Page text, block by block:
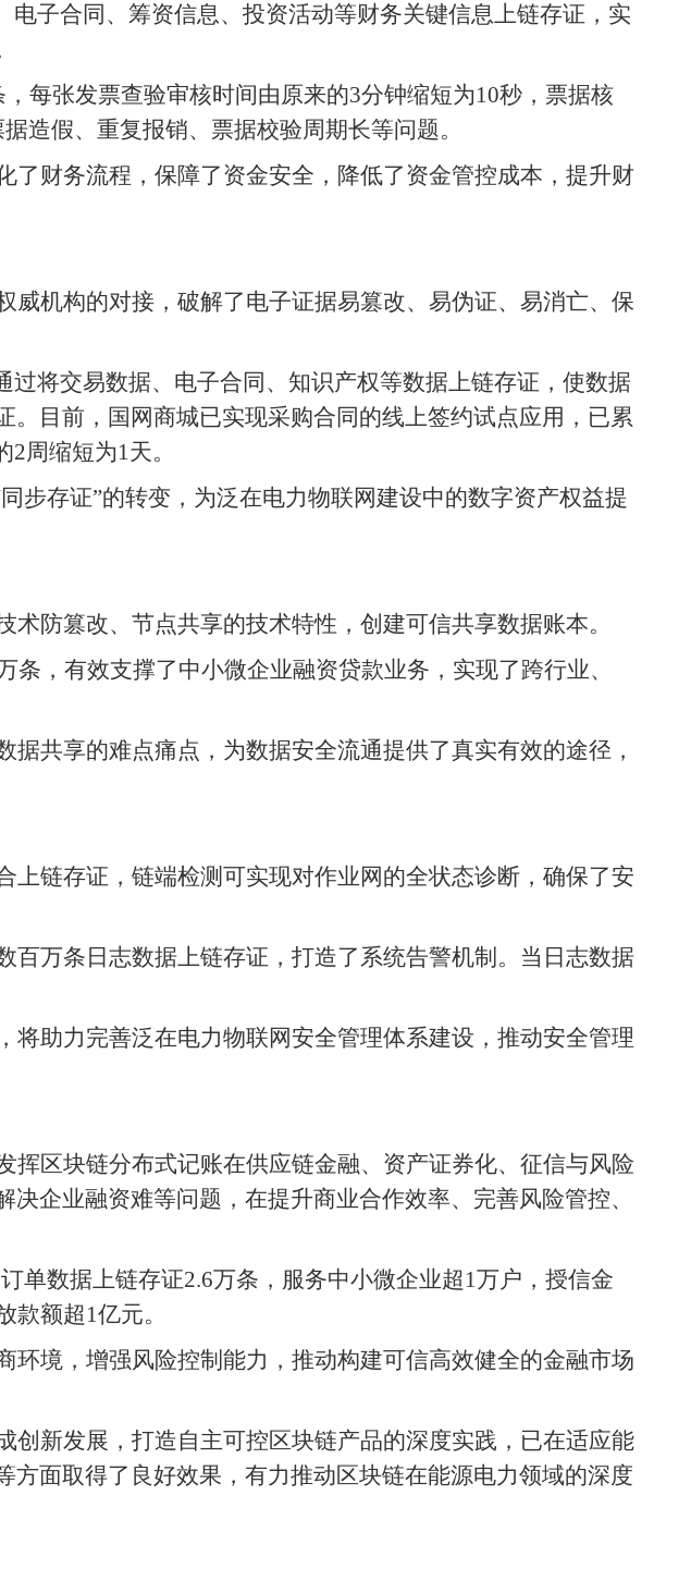
子合同、筹资信息、投资活动等财务关键信息上链存证，实
每张发票查验审核时间由原来的3分钟缩短为10秒，票据核
造假、重复报销、票据校验周期长等问题。
财务流程，保障了资金安全，降低了资金管控成本，提升财
机构的对接，破解了电子证据易篡改、易伪证、易消亡、保
将交易数据、电子合同、知识产权等数据上链存证，使数据
目前，国网商城已实现采购合同的线上签约试点应用，已累
周缩短为1天。
步存证”的转变，为泛在电力物联网建设中的数字资产权益提
防篡改、节点共享的技术特性，创建可信共享数据账本。
，有效支撑了中小微企业融资贷款业务，实现了跨行业、
共享的难点痛点，为数据安全流通提供了真实有效的途径，
链存证，链端检测可实现对作业网的全状态诊断，确保了安
万条日志数据上链存证，打造了系统告警机制。当日志数据
助力完善泛在电力物联网安全管理体系建设，推动安全管理
区块链分布式记账在供应链金融、资产证券化、征信与风险
企业融资难等问题，在提升商业合作效率、完善风险管控、
单数据上链存证2.6万条，服务中小微企业超1万户，授信金
款额超1亿元。
境，增强风险控制能力，推动构建可信高效健全的金融市场
新发展，打造自主可控区块链产品的深度实践，已在适应能
面取得了良好效果，有力推动区块链在能源电力领域的深度